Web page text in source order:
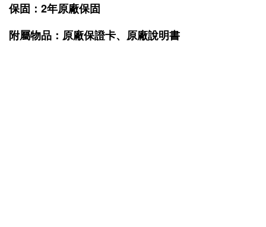
保固：2年原廠保固
附屬物品：原廠保證卡、原廠說明書